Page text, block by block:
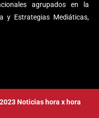
agrupados en la
y Estrategias Mediáticas,
Noticias hora x hora